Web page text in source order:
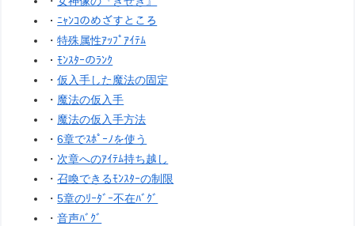
・ﾆｬﾝｺのめざすところ
・特殊属性ｱｯﾌﾟｱｲﾃﾑ
・ﾓﾝｽﾀｰのﾗﾝｸ
・仮入手した魔法の固定
・ 魔法の仮入手
・ 魔法の仮入手方法
・6章でｽﾎﾟｰﾉを使う
・ 次章へのｱｲﾃﾑ持ち越し
・召喚できるﾓﾝｽﾀｰの制限
・5章のﾘｰﾀﾞｰ不在ﾊﾞｸﾞ
・音声ﾊﾞｸﾞ